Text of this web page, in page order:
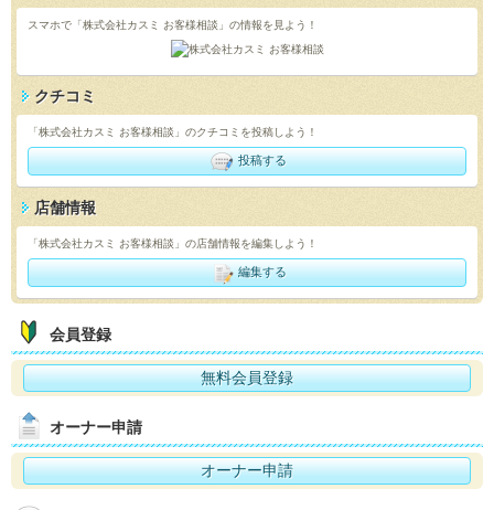
スマホで「株式会社カスミ お客様相談」の情報を見よう！
クチコミ
「株式会社カスミ お客様相談」のクチコミを投稿しよう！
投稿する
店舗情報
「株式会社カスミ お客様相談」の店舗情報を編集しよう！
編集する
会員登録
無料会員登録
オーナー申請
オーナー申請